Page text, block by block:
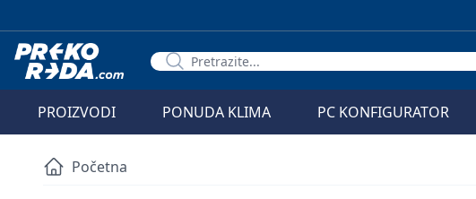
PROIZVODI PONUDA KLIMA PC KONFIGURATOR
Početna